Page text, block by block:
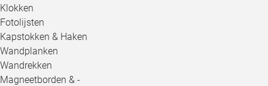
Klokken
Fotolijsten
Kapstokken & Haken
Wandplanken
Wandrekken
Magneetborden & -